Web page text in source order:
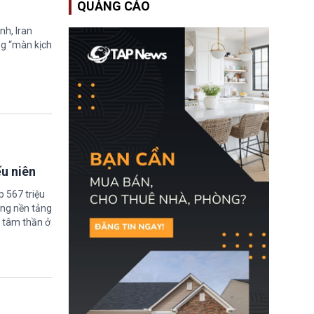
Iran
“màn kịch
niên
567 triệu
nền tảng
tâm thần ở
nguy cơ thiếu hụt lực
lượng trầm trọng. Điều
này cần được đặc biệt
chú ý bởi nếu các siêu
bão đổ bộ Hoa Kỳ ở nửa
cuối năm 2026, lực
lượng ứng phó “mỏng”
có thể làm nghẽn công
tác cứu trợ; dẫn đến hệ
thống ứng phó khẩn cấp
quốc gia quá tải.
QUẢNG CÁO